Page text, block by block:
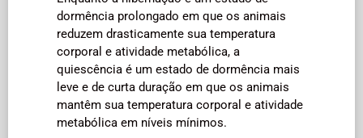
dormência prolongado em que os animais
reduzem drasticamente sua temperatura
corporal e atividade metabólica, a
quiescência é um estado de dormência mais
leve e de curta duração em que os animais
mantêm sua temperatura corporal e atividade
metabólica em níveis mínimos.